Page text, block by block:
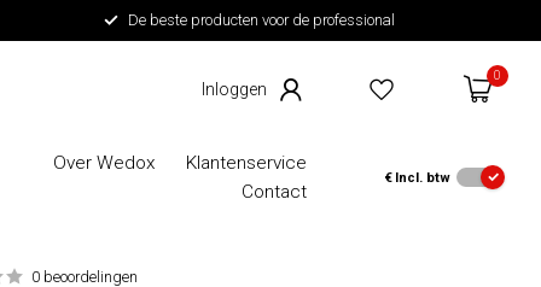
De beste producten voor de professional
0
Klantenservice
Over Wedox
Contact
€ Incl. btw
0 beoordelingen